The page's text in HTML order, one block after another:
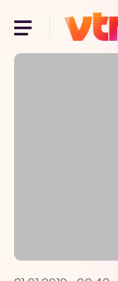
Oeps,